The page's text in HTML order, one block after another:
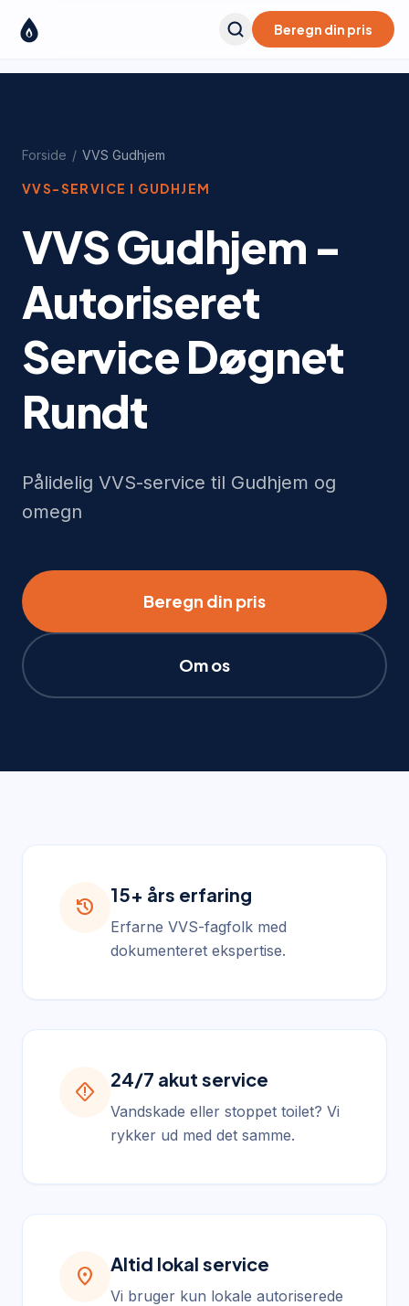
Beregn din pris
Forside / VVS Gudhjem
VVS-SERVICE I GUDHJEM
VVS Gudhjem -
Autoriseret
Service Døgnet
Rundt
Pålidelig VVS-service til Gudhjem og
omegn
Beregn din pris
Om os
history
15+ års erfaring
Erfarne VVS-fagfolk med
dokumenteret ekspertise.
emergency_home
24/7 akut service
Vandskade eller stoppet toilet? Vi
rykker ud med det samme.
location_on
Altid lokal service
Vi bruger kun lokale autoriserede